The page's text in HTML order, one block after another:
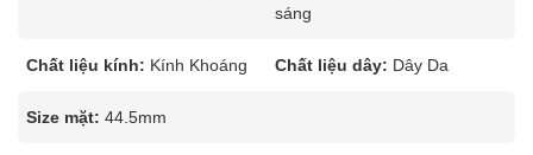
sáng
Chất liệu kính: Kính Khoáng Chất liệu dây: Dây Da
Size mặt: 44.5mm